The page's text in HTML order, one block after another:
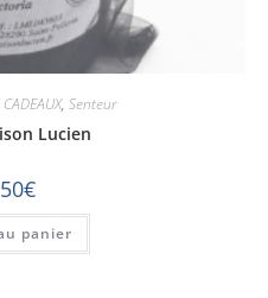
CADEAUX, Senteur
Lucien
€
panier